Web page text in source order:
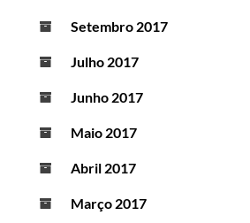
Setembro 2017
Julho 2017
Junho 2017
Maio 2017
Abril 2017
Março 2017